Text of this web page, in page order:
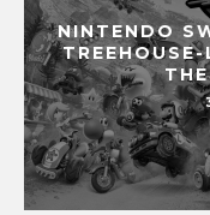
NINTENDO